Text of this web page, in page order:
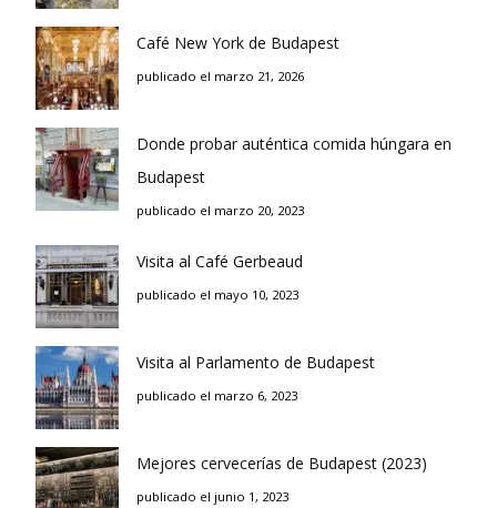
Café New York de Budapest
publicado el marzo 21, 2026
Donde probar auténtica comida húngara en
Budapest
publicado el marzo 20, 2023
Visita al Café Gerbeaud
publicado el mayo 10, 2023
Visita al Parlamento de Budapest
publicado el marzo 6, 2023
Mejores cervecerías de Budapest (2023)
publicado el junio 1, 2023